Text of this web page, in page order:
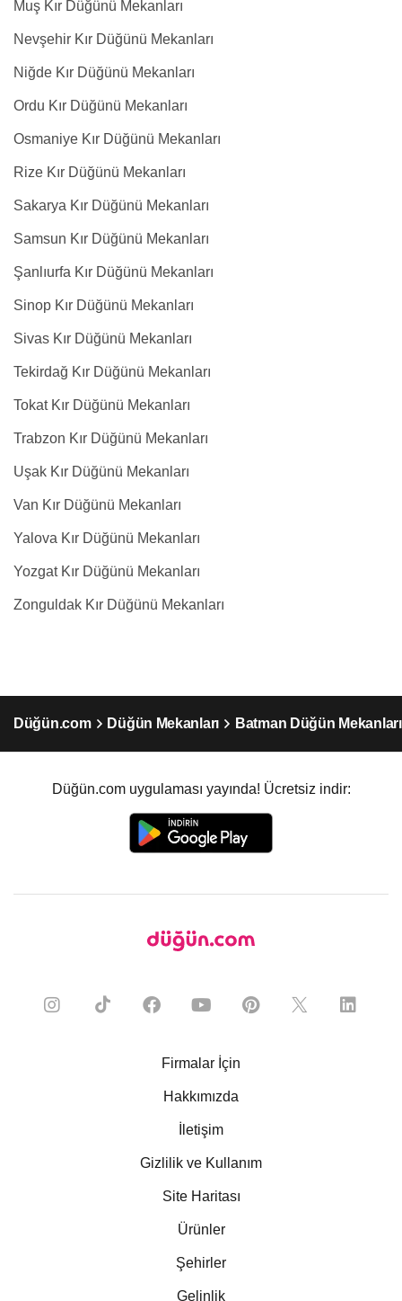
Muş Kır Düğünü Mekanları
Nevşehir Kır Düğünü Mekanları
Niğde Kır Düğünü Mekanları
Ordu Kır Düğünü Mekanları
Osmaniye Kır Düğünü Mekanları
Rize Kır Düğünü Mekanları
Sakarya Kır Düğünü Mekanları
Samsun Kır Düğünü Mekanları
Şanlıurfa Kır Düğünü Mekanları
Sinop Kır Düğünü Mekanları
Sivas Kır Düğünü Mekanları
Tekirdağ Kır Düğünü Mekanları
Tokat Kır Düğünü Mekanları
Trabzon Kır Düğünü Mekanları
Uşak Kır Düğünü Mekanları
Van Kır Düğünü Mekanları
Yalova Kır Düğünü Mekanları
Yozgat Kır Düğünü Mekanları
Zonguldak Kır Düğünü Mekanları
Düğün.com Düğün Mekanları Batman Düğün Mekanları
Düğün.com uygulaması yayında! Ücretsiz indir:
Firmalar İçin
Hakkımızda
İletişim
Gizlilik ve Kullanım
Site Haritası
Ürünler
Şehirler
Gelinlik